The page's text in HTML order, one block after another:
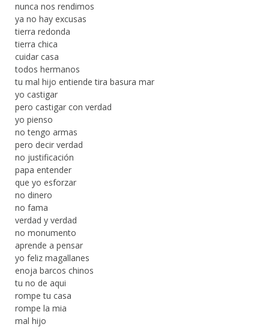
nunca nos rendimos
ya no hay excusas
tierra redonda
tierra chica
cuidar casa
todos hermanos
tu mal hijo entiende tira basura mar
yo castigar
pero castigar con verdad
yo pienso
no tengo armas
pero decir verdad
no justificación
papa entender
que yo esforzar
no dinero
no fama
verdad y verdad
no monumento
aprende a pensar
yo feliz magallanes
enoja barcos chinos
tu no de aqui
rompe tu casa
rompe la mia
mal hijo